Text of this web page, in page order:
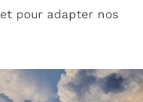
et pour adapter nos